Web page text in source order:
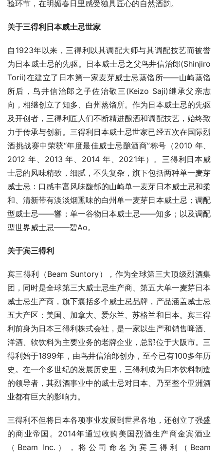
验环节，在明媚春日里感受独具匠心的自然酒韵。
关于三得利日本威士忌世家
自1923年以来，三得利以其调配大师与其调配技艺而被誉
为日本威士忌的先驱。日本威士忌之父鸟井信治郎(Shinjiro
Torii)在建立了日本第一家麦芽威士忌蒸馏所——山崎蒸馏
所后，鸟井信治郎之子佐治敬三(Keizo Saji)继承父亲志
向，相继创立了知多、白州蒸馏所。作为日本威士忌的先驱
及开创者，三得利匠人们不断精进酿酒和调配技艺，始终致
力于传承与创新。三得利日本威士忌世家已经五次在国际烈
酒挑战赛中荣获“年度最佳威士忌酿酒商”称号（2010 年、
2012 年、2013 年、2014 年、2021年）。三得利日本威
士忌的风味精致，细腻，不失复杂，旗下包括两种单一麦芽
威士忌：口感丰富风味馥郁的山崎单一麦芽日本威士忌和柔
和、清新带有淡淡烟熏味的白州单一麦芽日本威士忌；调配
型威士忌——響；单一谷物日本威士忌——知多；以及调配
型世界威士忌——碧Ao。
关于宾三得利
宾三得利（Beam Suntory），作为全球第三大顶级烈酒集
团，同时是全球第三大威士忌生产商、第五大单一麦芽日本
威士忌生产商，旗下囊括多个威士忌品牌，产品涵盖威士忌
五大产区：美国、加拿大、爱尔兰、苏格兰和日本。宾三得
利前身为日本三得利株式会社，是一家以生产和销售啤酒、
洋酒、软饮料为主要业务的老牌企业，总部位于大阪市。三
得利始于1899年，由鸟井信治郎创办，至今已有100多年历
史。在一个多世纪的发展历史里，三得利成为日本饮料制造
的领导者，其烈酒事业中的威士忌对日本、乃至整个亚洲酒
业都有巨大的影响力。
三得利不但将日本各项事业发展到世界各地，还创立了强盛
的商业帝国。2014年通过收购美国烈酒生产商金宾酒业
（Beam Inc.），将公司命名为宾三得利（Beam